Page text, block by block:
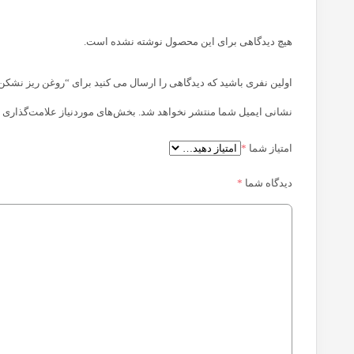
هیچ دیدگاهی برای این محصول نوشته نشده است.
اولین نفری باشید که دیدگاهی را ارسال می کنید برای “روغن ریز
نشانی ایمیل شما منتشر نخواهد شد. بخش‌های موردنیاز علامت‌گذاری
امتیاز شما *
دیدگاه شما *